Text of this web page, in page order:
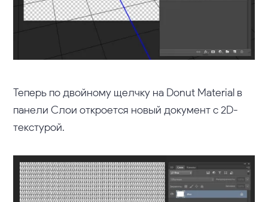
Теперь по двойному щелчку на Donut Material в
панели Слои откроется новый документ с 2D-
текстурой.